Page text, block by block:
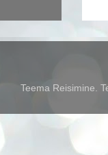
Teema Reisimine.